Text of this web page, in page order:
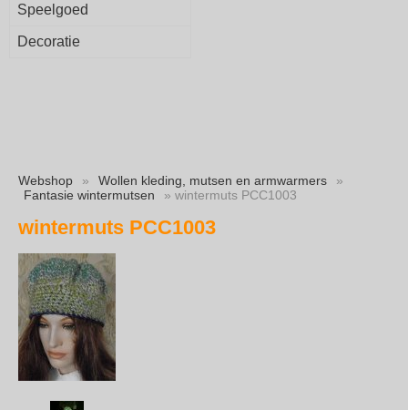
Speelgoed
Decoratie
Webshop » Wollen kleding, mutsen en armwarmers
»
Fantasie wintermutsen
» wintermuts PCC1003
wintermuts PCC1003